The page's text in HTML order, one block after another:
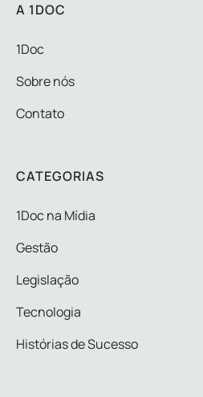
A 1DOC
1Doc
Sobre nós
Contato
CATEGORIAS
1Doc na Mídia
Gestão
Legislação
Tecnologia
Histórias de Sucesso